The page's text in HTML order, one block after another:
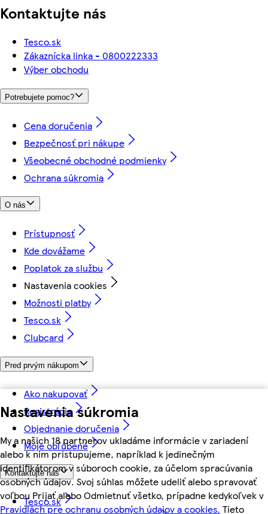
Nastavenia súkromia
My a našich 18 partnerov ukladáme informácie v zariadení
alebo k nim pristupujeme, napríklad k jedinečným
identifikátorom v súboroch cookie, za účelom spracúvania
osobných údajov. Svoj súhlas môžete udeliť alebo spravovať
voľbou Prijať alebo Odmietnuť všetko, prípadne kedykoľvek v
Pravidlách pre ochranu osobných údajov a cookies. Tieto
Kontaktujte nás
Tesco.sk
Zákaznícka linka - 0800222333
Výber obchodu
Potrebujete pomoc?
Cena doručenia
Bezpečnosť pri nákupe
Všeobecné obchodné podmienky
Ochrana súkromia
O nás
Prístupnosť
Kde dovážame
Poplatok za službu
Nastavenia cookies
Možnosti platby
Tesco.sk
Clubcard
Pred prvým nákupom
Ako nakupovať
Registrácia
Objednanie doručenia
Moje obľúbené
Kontaktujte nás
Tesco.sk